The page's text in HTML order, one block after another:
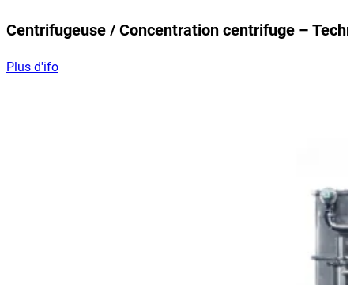
Centrifugeuse / Concentration centrifuge –
Plus d'ifo